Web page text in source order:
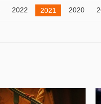
2022 2021 2020